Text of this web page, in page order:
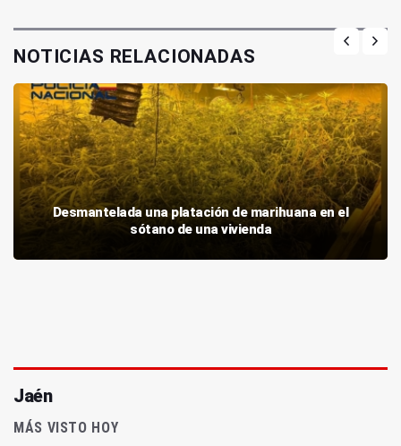
NOTICIAS RELACIONADAS
Desmantelada una platación de marihuana en el
sótano de una vivienda
Jaén
MÁS VISTO HOY